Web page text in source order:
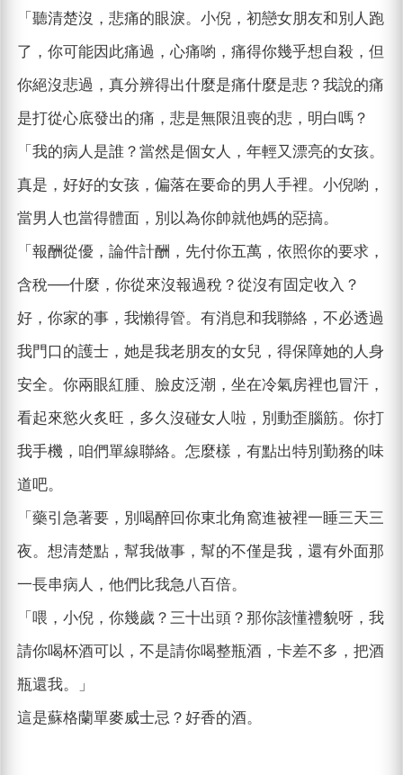
「聽清楚沒，悲痛的眼淚。小倪，初戀女朋友和別人跑
了，你可能因此痛過，心痛喲，痛得你幾乎想自殺，但
你絕沒悲過，真分辨得出什麼是痛什麼是悲？我說的痛
是打從心底發出的痛，悲是無限沮喪的悲，明白嗎？
「我的病人是誰？當然是個女人，年輕又漂亮的女孩。
真是，好好的女孩，偏落在要命的男人手裡。小倪喲，
當男人也當得體面，別以為你帥就他媽的惡搞。
「報酬從優，論件計酬，先付你五萬，依照你的要求，
含稅──什麼，你從來沒報過稅？從沒有固定收入？
好，你家的事，我懶得管。有消息和我聯絡，不必透過
我門口的護士，她是我老朋友的女兒，得保障她的人身
安全。你兩眼紅腫、臉皮泛潮，坐在冷氣房裡也冒汗，
看起來慾火炙旺，多久沒碰女人啦，別動歪腦筋。你打
我手機，咱們單線聯絡。怎麼樣，有點出特別勤務的味
道吧。
「藥引急著要，別喝醉回你東北角窩進被裡一睡三天三
夜。想清楚點，幫我做事，幫的不僅是我，還有外面那
一長串病人，他們比我急八百倍。
「喂，小倪，你幾歲？三十出頭？那你該懂禮貌呀，我
請你喝杯酒可以，不是請你喝整瓶酒，卡差不多，把酒
瓶還我。」
這是蘇格蘭單麥威士忌？好香的酒。